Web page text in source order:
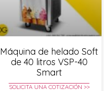
Máquina de helado Soft
de 40 litros VSP-40
Smart
SOLICITA UNA COTIZACIÓN >>